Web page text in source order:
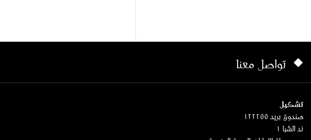
تواصل معنا
تشكيل
صندوق بريد ١٢٢٢٥٥
ند الشبا ١